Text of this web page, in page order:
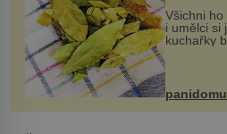
Všichni
i umělci si
kuchařky
nevíte, že
zmírnit
Obsahuje